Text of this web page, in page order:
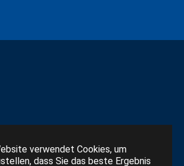
verwendet Cookies, um
dass Sie das beste Ergebnis